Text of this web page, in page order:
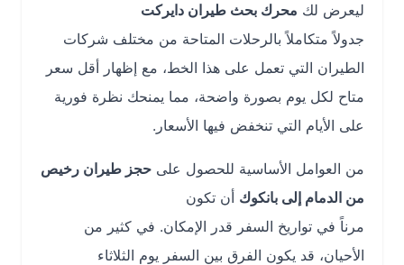
ليعرض لكمحرك بحث طيران دايركت
جدولاً متكاملاً بالرحلات المتاحة من مختلف شركات
الطيران التي تعمل على هذا الخط، مع إظهار أقل سعر
متاح لكل يوم بصورة واضحة، مما يمنحك نظرة فورية
على الأيام التي تنخفض فيها الأسعار.
من العوامل الأساسية للحصول علىحجز طيران رخيص
من الدمام إلى بانكوكأن تكون
مرناً في تواريخ السفر قدر الإمكان. في كثير من
الأحيان، قد يكون الفرق بين السفر يوم الثلاثاء